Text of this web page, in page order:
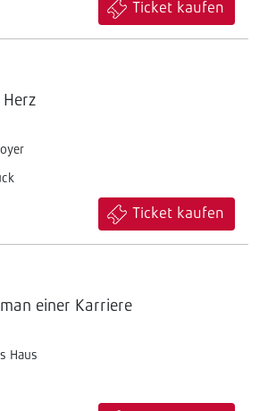
Ticket kaufen
Herz
Ticket kaufen
einer Karriere
Haus